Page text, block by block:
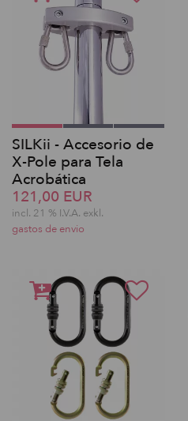
SILKii - Accesorio de
X-Pole para Tela
Acrobática
121,00 EUR
incl. 21 % I.V.A. exkl.
gastos de envio